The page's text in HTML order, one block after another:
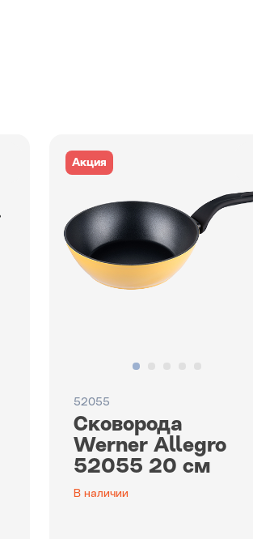
Акция
52055
Сковорода
Werner Allegro
52055 20 см
В наличии